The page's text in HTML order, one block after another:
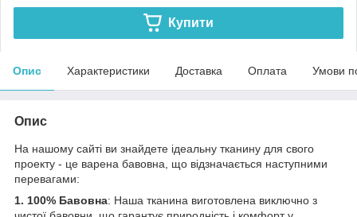
Купити
Опис Характеристики Доставка Оплата Умови
Опис
На нашому сайті ви знайдете ідеальну тканину для свого
проекту - це варена бавовна, що відзначається наступними
перевагами:
1. 100% Бавовна: Наша тканина виготовлена виключно з